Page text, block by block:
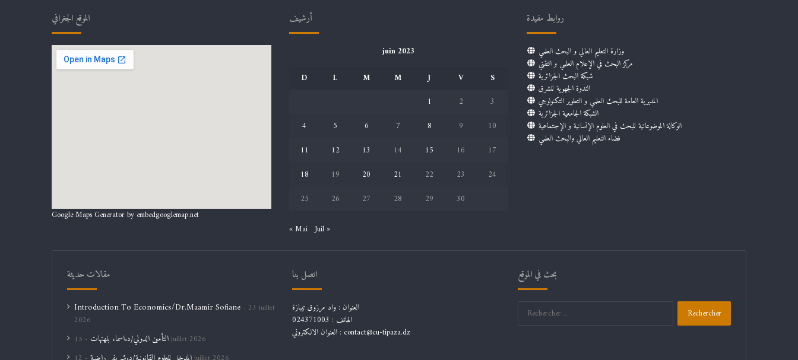
الموقع الجغرافي
Google Maps Generator by embedgooglemap.net
أرشيف
juin 2023
D
L M M J V
S
1
2
3
4
5 6 7 8 9
10
11
12 13 14 15 16
17
18
19 20 21 22 23
24
25
26 27 28 29 30
« Mai Juil »
روابط مفيدة
وزارة التعليم العالي و البحث العلمي
مركز البحث في الإعلام العلمي و التقني
شبكة البحث الجزائرية
الندوة الجهوية للشرق
المديرية العامة للبحث العلمي و التطوير التكنولوجي
الشبكة الجامعية الجزائرية
الوكالة الموضوعاتية للبحث في العلوم الإنسانية و الإجتماعية
فضاء التعليم العالي والبحث العلمي
مقالات حديثة
Introduction To Economics/Dr.Maamir Sofiane
23 juillet
2026
التأمين الدولي/د.اسماء بلهتهات15 juillet 2026
اتصل بنا
العنوان : واد مرزوق تيبازة
الهاتف : 024371003
العنوان الالكتروني : contact@cu-tipaza.dz
بحث في الموقع
Rechercher :